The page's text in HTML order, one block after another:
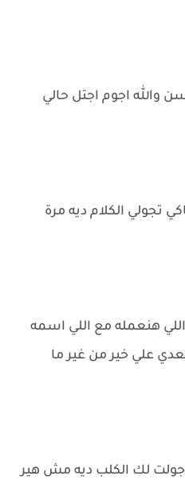
والله اجوم اجتل حالي
تجولي الكلام ديه مرة
اللي هنعمله مع اللي اسمه
علي خير من غير ما
لك الكلب ديه مش هير